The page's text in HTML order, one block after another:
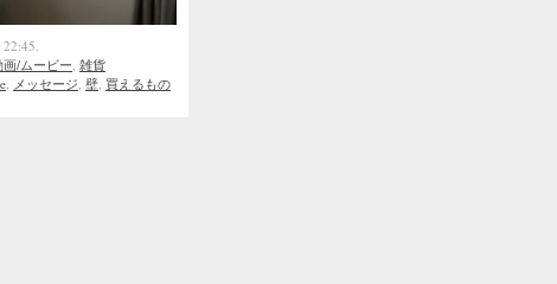
画/ムービー, 雑貨
, メッセージ, 壁, 買えるもの